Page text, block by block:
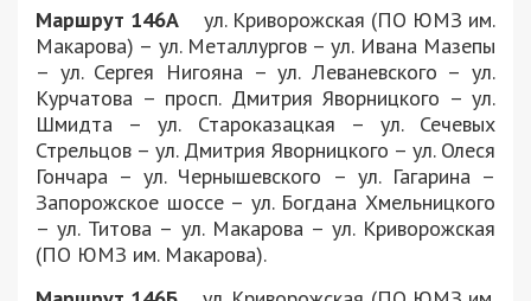
Маршрут 146А ул. Криворожская (ПО ЮМЗ им.
Макарова) – ул. Металлургов – ул. Ивана Мазепы
– ул. Сергея Нигояна – ул. Леваневского – ул.
Курчатова – просп. Дмитрия Яворницкого – ул.
Шмидта – ул. Староказацкая – ул. Сечевых
Стрельцов – ул. Дмитрия Яворницкого – ул. Олеся
Гончара – ул. Чернышевского – ул. Гагарина –
Запорожское шоссе – ул. Богдана Хмельницкого
– ул. Титова – ул. Макарова – ул. Криворожская
(ПО ЮМЗ им. Макарова).